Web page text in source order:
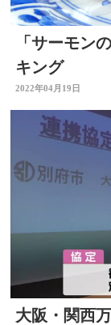
「サーモン
キング
2022年04月19日
大阪・関西